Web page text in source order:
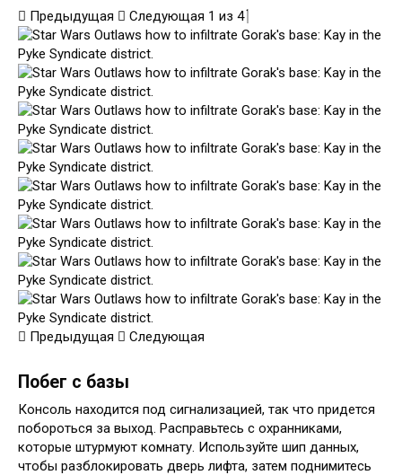
Предыдущая Следующая 1 из 4
Предыдущая Следующая
Побег с базы
Консоль находится под сигнализацией, так что придется
побороться за выход. Расправьтесь с охранниками,
которые штурмуют комнату. Используйте шип данных,
чтобы разблокировать дверь лифта, затем поднимитесь